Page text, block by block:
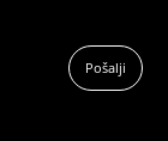
Pošalji